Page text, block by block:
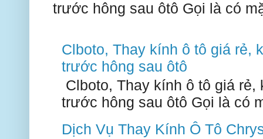
trước hông sau ôtô Gọi là có
Clboto, Thay kính ô tô giá rẻ,
trước hông sau ôtô
Clboto, Thay kính ô tô giá
trước hông sau ôtô Gọi là có
Dịch Vụ Thay Kính Ô Tô